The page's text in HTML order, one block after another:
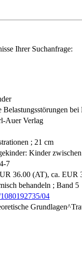
Ihrer Suchanfrage:
Belastungsstörungen
Auer Verlag
; 21 cm
Kinder
7
36.00 (AT), ca. EUR
behandeln ; Band 5
04